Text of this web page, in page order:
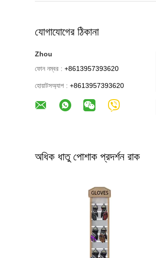
যোগাযোগের ঠিকানা
Zhou
ফোন নম্বর : +8613957393620
হোয়াটসঅ্যাপ : +8613957393620
অধিক ধাতু পোশাক প্রদর্শন রাক